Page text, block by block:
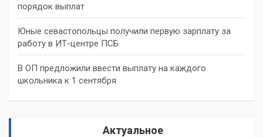
порядок выплат
Юные севастопольцы получили первую зарплату за
работу в ИТ-центре ПСБ
В ОП предложили ввести выплату на каждого
школьника к 1 сентября
Актуальное